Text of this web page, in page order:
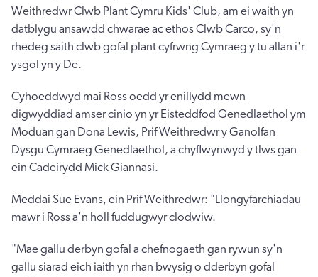
Weithredwr Clwb Plant Cymru Kids' Club, am ei waith yn
datblygu ansawdd chwarae ac ethos Clwb Carco, sy'n
rhedeg saith clwb gofal plant cyfrwng Cymraeg y tu allan i'r
ysgol yn y De.
Cyhoeddwyd mai Ross oedd yr enillydd mewn
digwyddiad amser cinio yn yr Eisteddfod Genedlaethol ym
Moduan gan Dona Lewis, Prif Weithredwr y Ganolfan
Dysgu Cymraeg Genedlaethol, a chyflwynwyd y tlws gan
ein Cadeirydd Mick Giannasi.
Meddai Sue Evans, ein Prif Weithredwr: "Llongyfarchiadau
mawr i Ross a'n holl fuddugwyr clodwiw.
"Mae gallu derbyn gofal a chefnogaeth gan rywun sy'n
gallu siarad eich iaith yn rhan bwysig o dderbyn gofal